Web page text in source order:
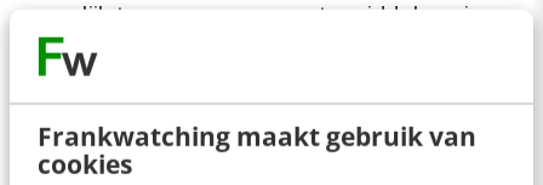
Frankwatching maakt gebruik van
cookies
mogelijk te reageren op posts middels voice-
opnames.
De groei van voice binnen social media zal
volgend jaar nog verder gestalte krijgen. Onder